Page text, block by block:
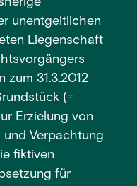
unentgeltlichen
Liegenschaft
zum 31.3.2012
(=
Erzielung von
und Verpachtung
fiktiven
für